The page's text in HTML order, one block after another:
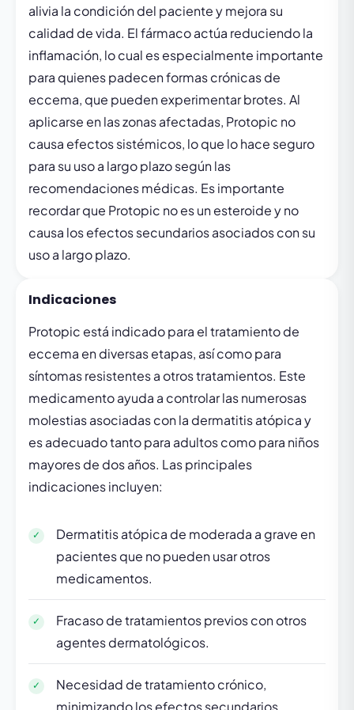
alivia la condición del paciente y mejora su
calidad de vida. El fármaco actúa reduciendo la
inflamación, lo cual es especialmente importante
para quienes padecen formas crónicas de
eccema, que pueden experimentar brotes. Al
aplicarse en las zonas afectadas, Protopic no
causa efectos sistémicos, lo que lo hace seguro
para su uso a largo plazo según las
recomendaciones médicas. Es importante
recordar que Protopic no es un esteroide y no
causa los efectos secundarios asociados con su
uso a largo plazo.
Indicaciones
Protopic está indicado para el tratamiento de
eccema en diversas etapas, así como para
síntomas resistentes a otros tratamientos. Este
medicamento ayuda a controlar las numerosas
molestias asociadas con la dermatitis atópica y
es adecuado tanto para adultos como para niños
mayores de dos años. Las principales
indicaciones incluyen:
Dermatitis atópica de moderada a grave en
pacientes que no pueden usar otros
medicamentos.
Fracaso de tratamientos previos con otros
agentes dermatológicos.
Necesidad de tratamiento crónico,
minimizando los efectos secundarios